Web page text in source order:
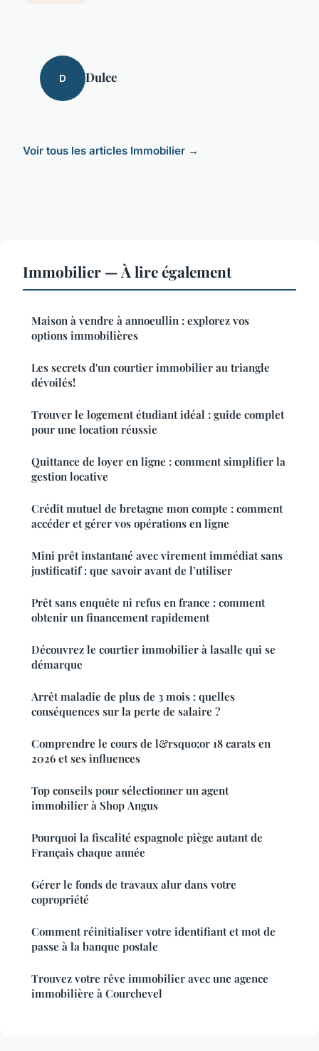
D Dulce
Voir tous les articles Immobilier →
Immobilier — À lire également
Maison à vendre à annoeullin : explorez vos
options immobilières
Les secrets d'un courtier immobilier au triangle
dévoilés!
Trouver le logement étudiant idéal : guide complet
pour une location réussie
Quittance de loyer en ligne : comment simplifier la
gestion locative
Crédit mutuel de bretagne mon compte : comment
accéder et gérer vos opérations en ligne
Mini prêt instantané avec virement immédiat sans
justificatif : que savoir avant de l’utiliser
Prêt sans enquête ni refus en france : comment
obtenir un financement rapidement
Découvrez le courtier immobilier à lasalle qui se
démarque
Arrêt maladie de plus de 3 mois : quelles
conséquences sur la perte de salaire ?
Comprendre le cours de l&rsquo;or 18 carats en
2026 et ses influences
Top conseils pour sélectionner un agent
immobilier à Shop Angus
Pourquoi la fiscalité espagnole piège autant de
Français chaque année
Gérer le fonds de travaux alur dans votre
copropriété
Comment réinitialiser votre identifiant et mot de
passe à la banque postale
Trouvez votre rêve immobilier avec une agence
immobilière à Courchevel